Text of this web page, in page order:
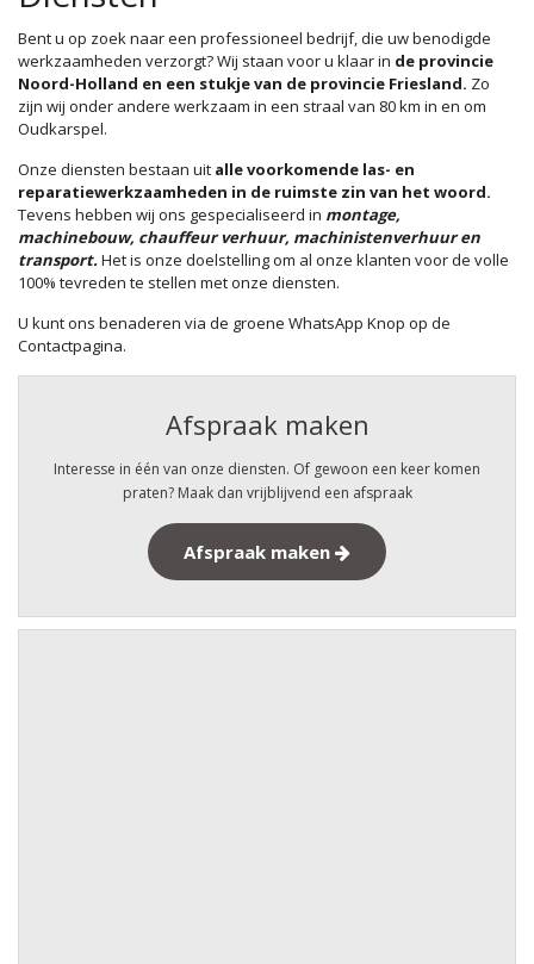
Bent u op zoek naar een professioneel bedrijf, die uw benodigde
werkzaamheden verzorgt? Wij staan voor u klaar in de provincie
Noord-Holland en een stukje van de provincie Friesland. Zo
zijn wij onder andere werkzaam in een straal van 80 km in en om
Oudkarspel.
Onze diensten bestaan uit alle voorkomende las- en
reparatiewerkzaamheden in de ruimste zin van het woord.
Tevens hebben wij ons gespecialiseerd in montage,
machinebouw, chauffeur verhuur, machinistenverhuur en
transport.Het is onze doelstelling om al onze klanten voor de volle
100% tevreden te stellen met onze diensten.
U kunt ons benaderen via de groene WhatsApp Knop op de
Contactpagina.
Afspraak maken
Interesse in één van onze diensten. Of gewoon een keer komen
praten? Maak dan vrijblijvend een afspraak
Afspraak maken